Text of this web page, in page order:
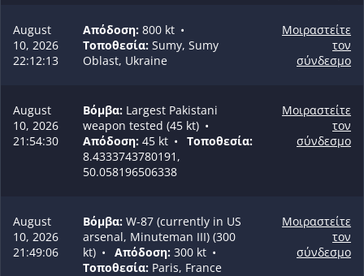
August
10, 2026
22:12:13
Απόδοση: 800 kt •
Τοποθεσία: Sumy, Sumy
Oblast, Ukraine
Μοιραστείτε
τον
σύνδεσμο
August
10, 2026
21:54:30
Βόμβα: Largest Pakistani
weapon tested (45 kt) •
Απόδοση: 45 kt •
Τοποθεσία:
8.4333743780191,
50.058196506338
Μοιραστείτε
τον
σύνδεσμο
August
10, 2026
21:49:06
Βόμβα: W-87 (currently in US
arsenal, Minuteman III) (300
kt) • Απόδοση: 300 kt •
Τοποθεσία: Paris, France
Μοιραστείτε
τον
σύνδεσμο